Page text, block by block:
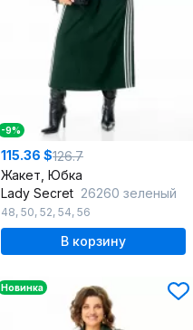
-9%
115.36 $126.7
Жакет, Юбка
Lady Secret 26260 зеленый
48, 50, 52, 54, 56
В корзину
Новинка